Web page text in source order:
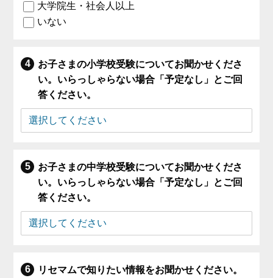
大学院生・社会人以上
いない
お子さまの小学校受験についてお聞かせくださ
い。いらっしゃらない場合「予定なし」とご回
答ください。
お子さまの中学校受験についてお聞かせくださ
い。いらっしゃらない場合「予定なし」とご回
答ください。
リセマムで知りたい情報をお聞かせください。